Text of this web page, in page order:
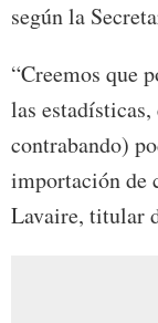
según la
“Creemos que
las
contrabando)
importación de
Lavaire, titular